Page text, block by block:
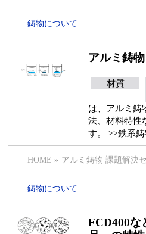
鋳物について
アルミ鋳
材質
は、アルミ鋳
法、材料特性
す。 >>鉄系
HOME » アルミ鋳物 課題解決
鋳物について
FCD400な